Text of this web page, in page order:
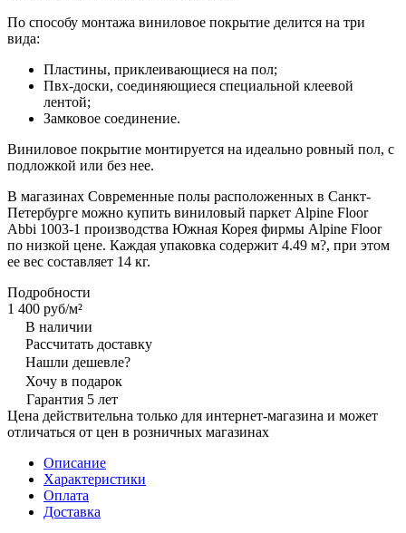
По способу монтажа виниловое покрытие делится на три
вида:
Пластины, приклеивающиеся на пол;
Пвх-доски, соединяющиеся специальной клеевой
лентой;
Замковое соединение.
Виниловое покрытие монтируется на идеально ровный пол, с
подложкой или без нее.
В магазинах Современные полы расположенных в Санкт-
Петербурге можно купить виниловый паркет Alpine Floor
Abbi 1003-1 производства Южная Корея фирмы Alpine Floor
по низкой цене. Каждая упаковка содержит 4.49 м?, при этом
ее вес составляет 14 кг.
Подробности
1 400 руб/м²
В наличии
Рассчитать доставку
Нашли дешевле?
Хочу в подарок
Гарантия 5 лет
Цена действительна только для интернет-магазина и может
отличаться от цен в розничных магазинах
Описание
Характеристики
Оплата
Доставка